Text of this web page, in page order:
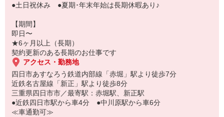
●土日祝休み ●夏期･年末年始は長期休暇あり♪
【期間】
即日〜
★6ヶ月以上（長期）
契約更新のある長期のお仕事です
アクセス・勤務地
四日市あすなろう鉄道内部線「赤堀」駅より徒歩7分
近鉄名古屋線「新正」駅より徒歩8分
三重県四日市市／最寄駅：赤堀駅、新正駅
●近鉄四日市駅から車4分 ●中川原駅から車6分
≪車通勤可≫